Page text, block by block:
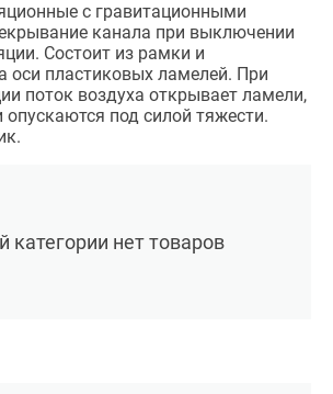
с гравитационными
канала при выключении
Состоит из рамки и
пластиковых ламелей. При
поток воздуха открывает ламели,
под силой тяжести.
категории нет товаров